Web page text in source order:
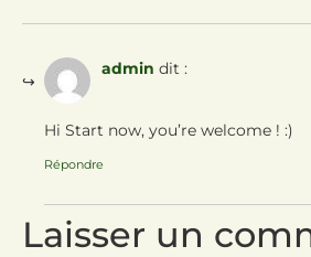
admin dit :
Hi Start now, you’re welcome ! :)
Répondre
Laisser un